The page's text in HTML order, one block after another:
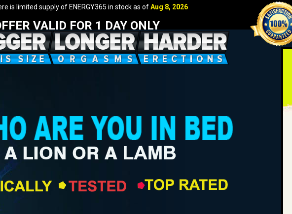
is limited supply of ENERGY365 in stock as ofAug 8, 2026
VALID FOR 1 DAY ONLY